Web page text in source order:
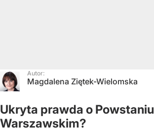
Autor:
Magdalena Ziętek-Wielomska
Ukryta prawda o Powstaniu
Warszawskim?